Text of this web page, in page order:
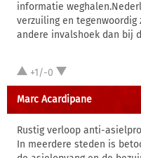
informatie
verzuiling en tegenwoordig
andere invalshoek dan bij
+1/-0
Marc Acardipane
Rustig verloop anti-
In meerdere steden is